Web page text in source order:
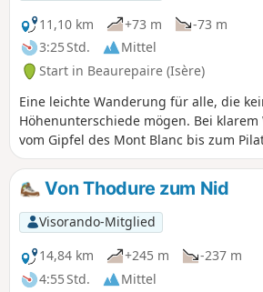
11,10 km
+73 m
-73 m
3:25 Std.
Mittel
Start in Beaurepaire (Isère)
Eine leichte Wanderung für alle, die
Höhenunterschiede mögen. Bei klarem
vom Gipfel des Mont Blanc bis zum
Chartreuse, die Alpen und den Vercors
wunderschönen Blick auf die
Von Thodure zum Nid
Visorando-Mitglied
14,84 km
+245 m
-237 m
4:55 Std.
Mittel